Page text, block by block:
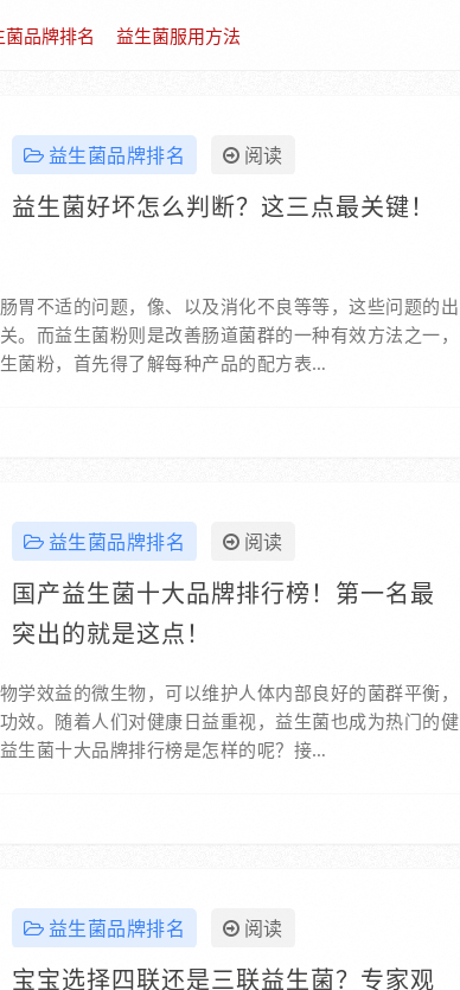
菌品牌排名 益生菌服用方法
益生菌品牌排名 阅读
益生菌好坏怎么判断？这三点最关键！
胃不适的问题，像、以及消化不良等等，这些问题的出
。而益生菌粉则是改善肠道菌群的一种有效方法之一，
菌粉，首先得了解每种产品的配方表…
益生菌品牌排名 阅读
国产益生菌十大品牌排行榜！第一名最
突出的就是这点！
学效益的微生物，可以维护人体内部良好的菌群平衡，
效。随着人们对健康日益重视，益生菌也成为热门的健
生菌十大品牌排行榜是怎样的呢？接…
益生菌品牌排名 阅读
宝宝选择四联还是三联益生菌？专家观